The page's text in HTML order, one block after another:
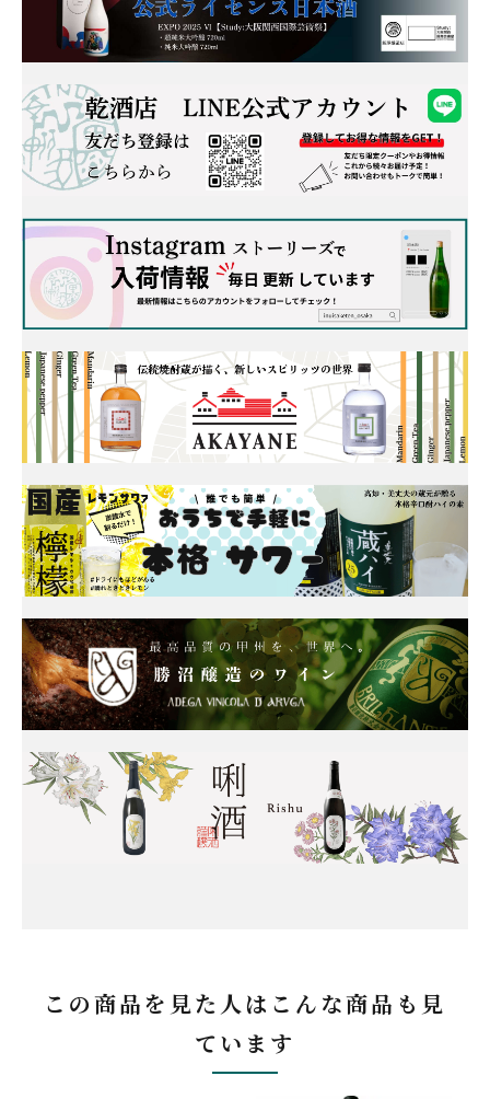
この商品を見た人はこんな商品も見
ています